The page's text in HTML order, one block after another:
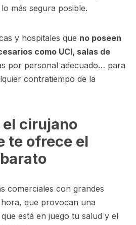
más segura posible.
y hospitales que no poseen
como UCI, salas de
por personal adecuado… para
contratiempo de la
cirujano
te ofrece el
comerciales con grandes
que provocan una
está en juego tu salud y el